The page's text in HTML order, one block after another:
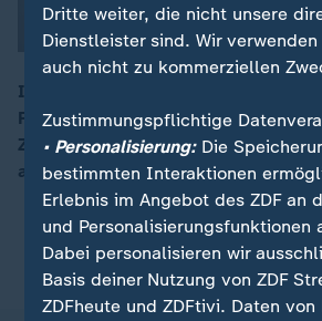
00:16
Im Südwesten Japans haben
Regenfälle zu schweren
Zeitweise waren rund drei Millionen
aufgerufen, sich in Sicherheit zu
Dritte weiter, die nicht unsere
Dienstleister sind. Wir
auch nicht zu kommerziellen
Zustimmungspflichtige
• Personalisierung:Die
bestimmten Interaktionen
Erlebnis im Angebot des ZDF an
und Personalisierungsfunktionen
Dabei personalisieren wir
Basis deiner Nutzung von ZDF
ZDFheute und ZDFtivi. Daten